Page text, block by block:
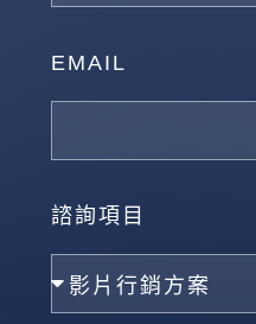
EMAIL
諮詢項目